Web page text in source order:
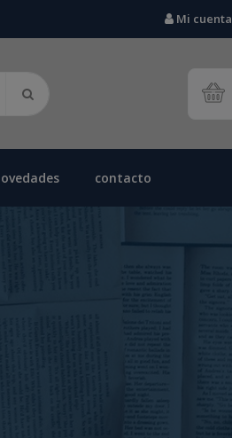
Mi cuenta
contacto